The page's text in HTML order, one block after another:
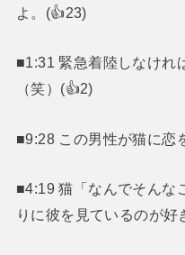
よ。(👍23)
■1:31 緊急着陸しなけれ
（笑）(👍2)
■9:28 この男性が猫に恋
■4:19 猫「なんでそんな
りに彼を見ているのが好